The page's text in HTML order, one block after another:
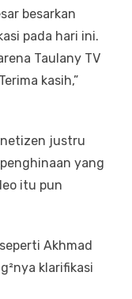
besarkan
pada hari ini.
Taulany TV
kasih,”
justru
yang
itu pun
Akhmad
klarifikasi